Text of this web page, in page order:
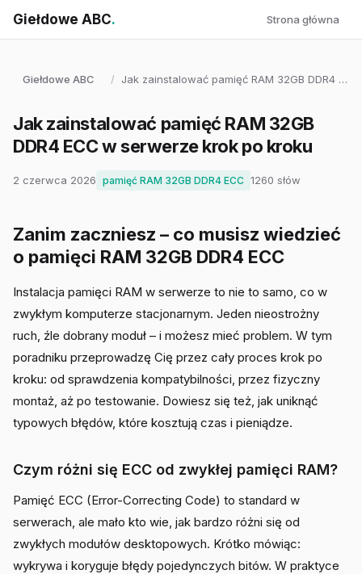
Giełdowe ABC. Strona główna
Giełdowe ABC / Jak zainstalować pamięć RAM 32GB DDR4 …
Jak zainstalować pamięć RAM 32GB
DDR4 ECC w serwerze krok po kroku
2 czerwca 2026 pamięć RAM 32GB DDR4 ECC 1260 słów
Zanim zaczniesz – co musisz wiedzieć
o pamięci RAM 32GB DDR4 ECC
Instalacja pamięci RAM w serwerze to nie to samo, co w
zwykłym komputerze stacjonarnym. Jeden nieostrożny
ruch, źle dobrany moduł – i możesz mieć problem. W tym
poradniku przeprowadzę Cię przez cały proces krok po
kroku: od sprawdzenia kompatybilności, przez fizyczny
montaż, aż po testowanie. Dowiesz się też, jak uniknąć
typowych błędów, które kosztują czas i pieniądze.
Czym różni się ECC od zwykłej pamięci RAM?
Pamięć ECC (Error-Correcting Code) to standard w
serwerach, ale mało kto wie, jak bardzo różni się od
zwykłych modułów desktopowych. Krótko mówiąc:
wykrywa i koryguje błędy pojedynczych bitów. W praktyce